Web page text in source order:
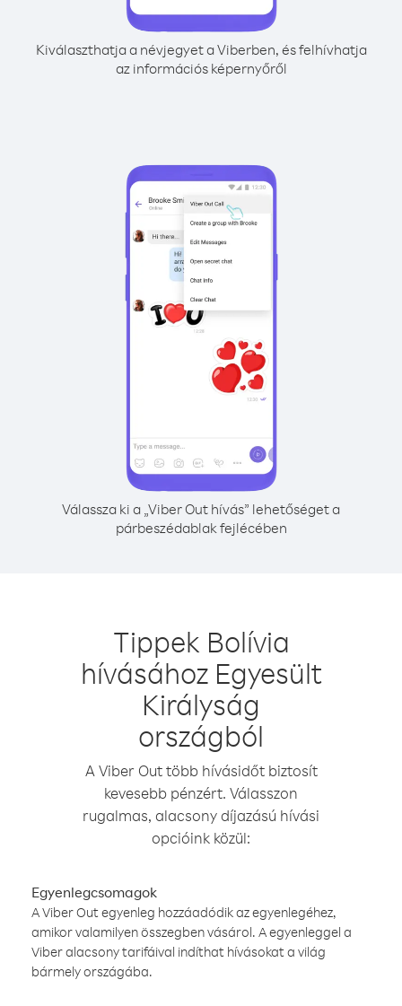
Kiválaszthatja a névjegyet a Viberben, és felhívhatja
az információs képernyőről
Válassza ki a „Viber Out hívás” lehetőséget a
párbeszédablak fejlécében
Tippek Bolívia
hívásához Egyesült
Királyság
országból
A Viber Out több hívásidőt biztosít
kevesebb pénzért. Válasszon
rugalmas, alacsony díjazású hívási
opcióink közül:
Egyenlegcsomagok
A Viber Out egyenleg hozzáadódik az egyenlegéhez,
amikor valamilyen összegben vásárol. A egyenleggel a
Viber alacsony tarifáival indíthat hívásokat a világ
bármely országába.